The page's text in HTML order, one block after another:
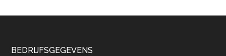
BEDRIJFSGEGEVENS